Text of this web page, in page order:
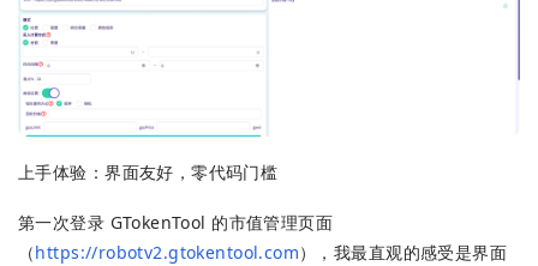
上手体验：界面友好，零代码门槛
第一次登录 GTokenTool 的市值管理页面
（https://robotv2.gtokentool.com），我最直观的感受是界面